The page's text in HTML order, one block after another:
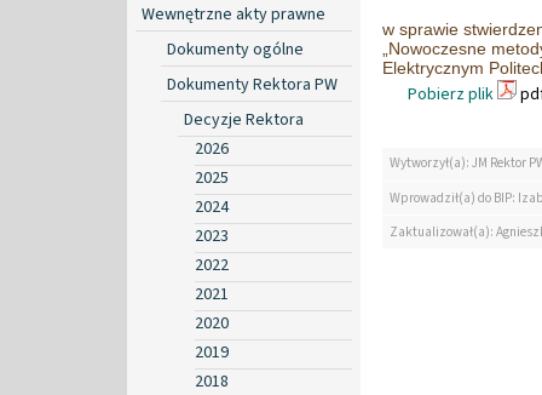
Wewnętrzne akty prawne
Dokumenty ogólne
Dokumenty Rektora PW
Decyzje Rektora
2026
2025
2024
2023
2022
2021
2020
2019
2018
w sprawie
„Nowoczesne
Elektrycznym
Pobierz plik
Wytworzył(a): JM Rektor
Wprowadził(a) do BIP:
Zaktualizował(a):